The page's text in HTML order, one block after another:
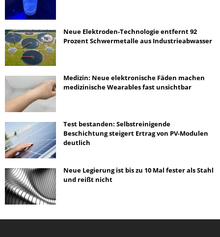
Neue Elektroden-Technologie entfernt 92
Prozent Schwermetalle aus Industrieabwasser
Medizin: Neue elektronische Fäden machen
medizinische Wearables fast unsichtbar
Test bestanden: Selbstreinigende
Beschichtung steigert Ertrag von PV-Modulen
deutlich
Neue Legierung ist bis zu 10 Mal fester als Stahl
und reißt nicht